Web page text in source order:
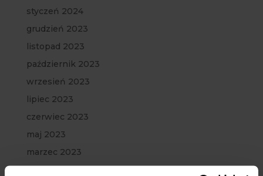
styczeń 2024
grudzień 2023
listopad 2023
październik 2023
wrzesień 2023
lipiec 2023
czerwiec 2023
maj 2023
marzec 2023
luty 2023